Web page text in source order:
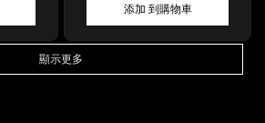
添加 到購物車
顯示更多